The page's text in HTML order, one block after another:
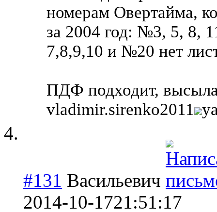
номерам Овертайма,
за 2004 год: №3, 5, 8,
7,8,9,10 и №20 нет
ПДФ подходит,
vladimir.sirenko2011
#131 Васильевич
2014-10-1721:51:17